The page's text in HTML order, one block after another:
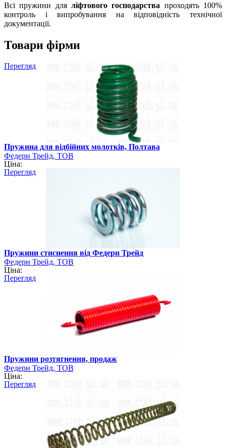
Всі пружини для ліфтового господарства проходять 100%
контроль і випробування на відповідність технічної
документації.
Товари фірми
Перегляд
Пружина для відбійних молотків, Полтава
Федерн Трейд, ТОВ
Ціна:
Перегляд
Пружини стиснення від Федерн Трейд
Федерн Трейд, ТОВ
Ціна:
Перегляд
Пружини розтягнення, продаж
Федерн Трейд, ТОВ
Ціна:
Перегляд